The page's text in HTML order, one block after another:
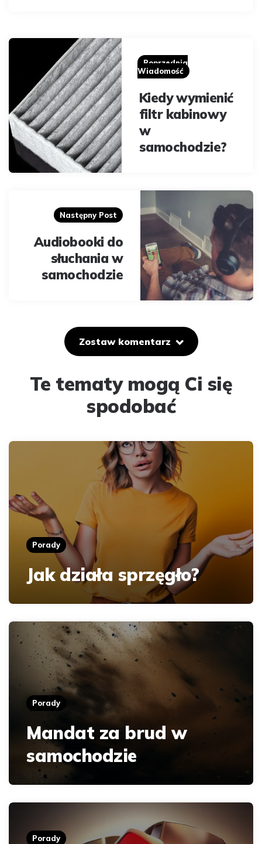
Post
navigation
Poprzednia
Wiadomość
Kiedy wymienić
filtr kabinowy
w
samochodzie?
Następny Post
Audiobooki do
słuchania w
samochodzie
Zostaw komentarz
Te tematy mogą Ci się
spodobać
Porady
Jak działa sprzęgło?
Porady
Mandat za brud w
samochodzie
Porady